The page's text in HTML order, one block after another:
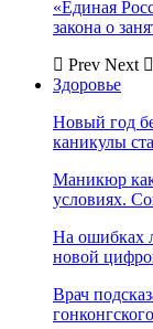
«Единая
закона о
Prev Next
Здоровье
Новый год
каникулы
Маникюр
условиях.
На ошибках
новой
Врач